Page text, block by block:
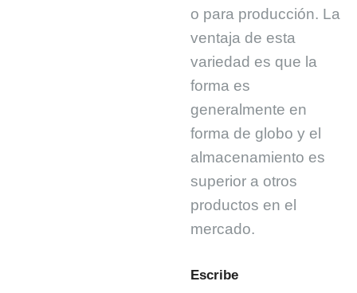
o para producción. La
ventaja de esta
variedad es que la
forma es
generalmente en
forma de globo y el
almacenamiento es
superior a otros
productos en el
mercado.
Escribe